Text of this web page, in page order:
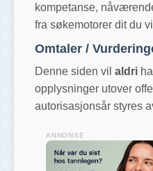
kompetanse,
fra søkemotorer dit du
Omtaler /
Denne siden vil aldri
opplysninger utover
autorisasjonsår styres
ANNONSE